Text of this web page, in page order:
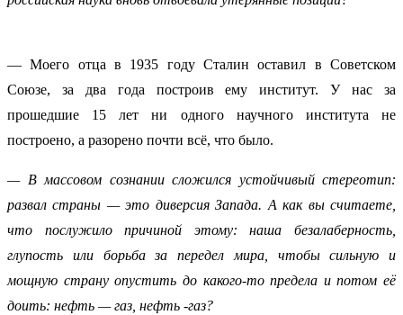
— Моего отца в 1935 году Сталин оставил в Советском
Союзе, за два года построив ему институт. У нас за
прошедшие 15 лет ни одного научного института не
построено, а разорено почти всё, что было.
— В массовом сознании сложился устойчивый стереотип:
развал страны — это диверсия Запада. А как вы считаете,
что послужило причиной этому: наша безалаберность,
глупость или борьба за передел мира, чтобы сильную и
мощную страну опустить до какого-то предела и потом её
доить: нефть — газ, нефть -газ?